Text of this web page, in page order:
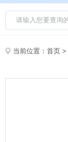
当前位置：首页 >